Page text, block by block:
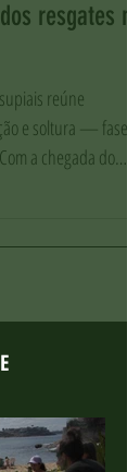
resgates no
reúne
cresce também o
e gratuito